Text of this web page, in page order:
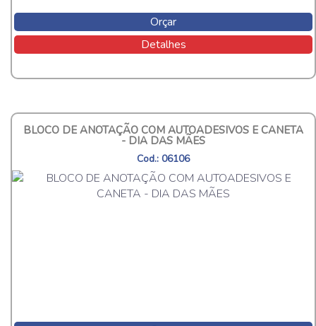
Orçar
Detalhes
BLOCO DE ANOTAÇÃO COM AUTOADESIVOS E CANETA
- DIA DAS MÃES
Cod.: 06106